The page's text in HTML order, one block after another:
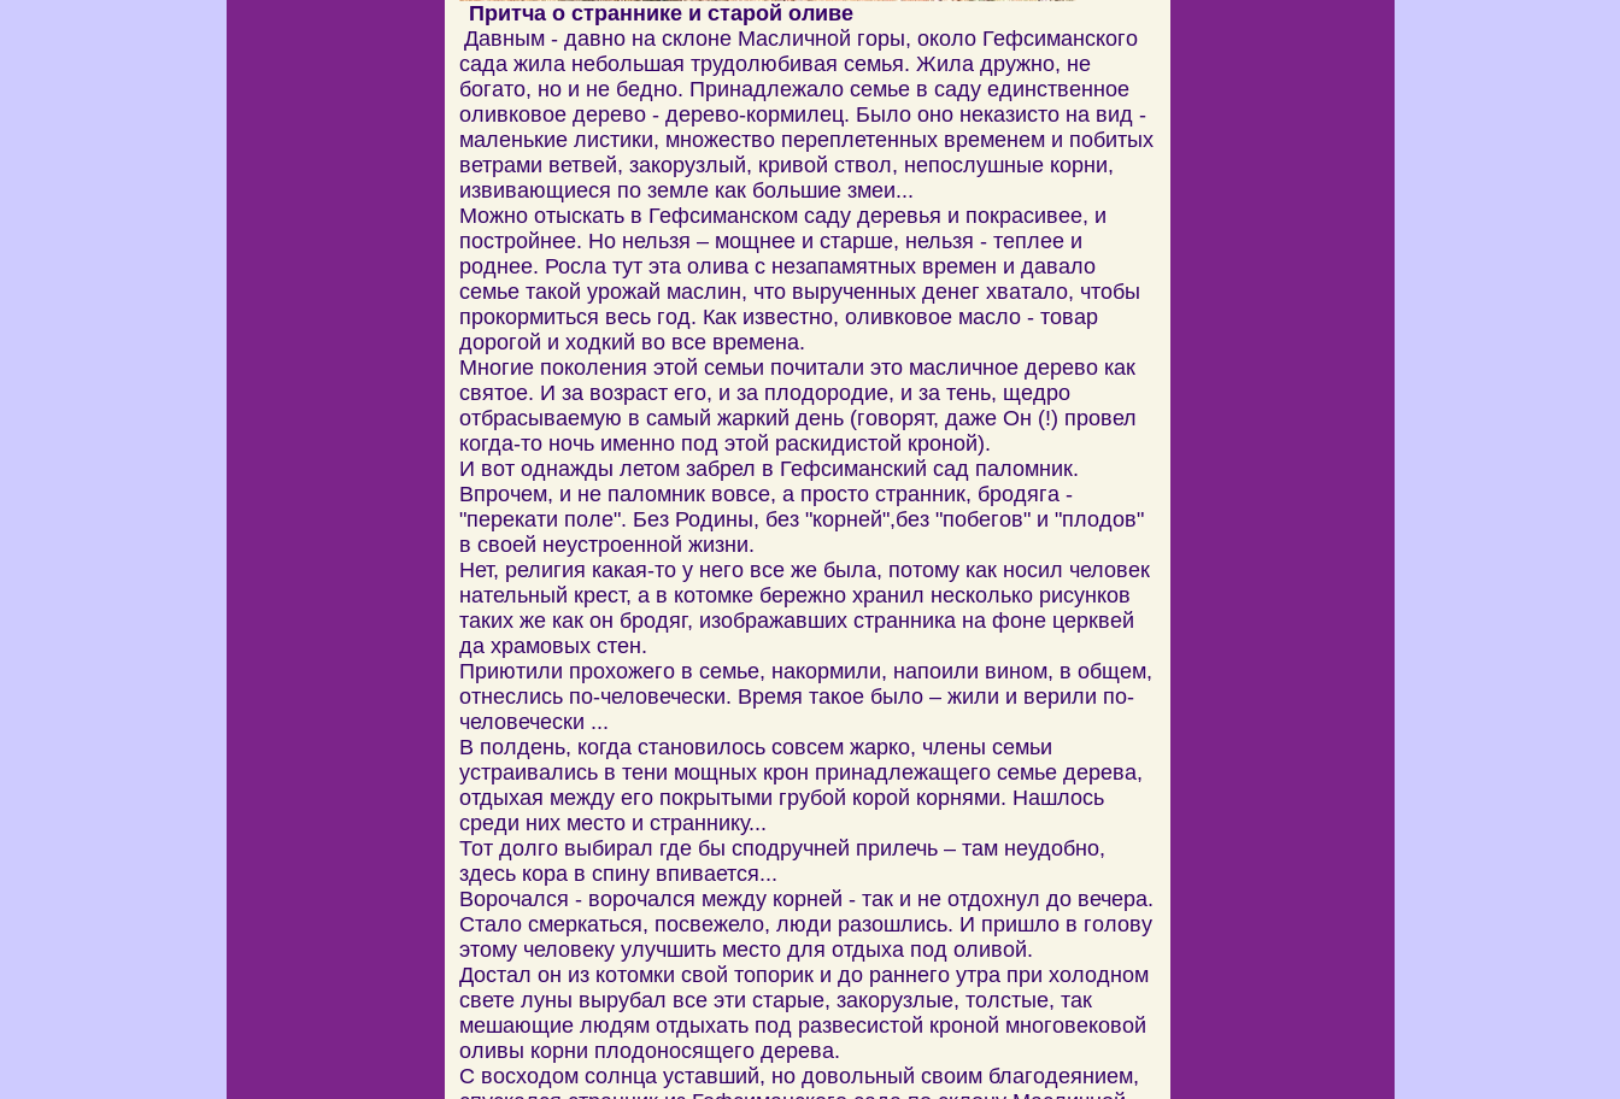
Притча о страннике и старой оливе
Давным - давно на склоне Масличной горы, около Гефсиманского
сада жила небольшая трудолюбивая семья. Жила дружно, не
богато, но и не бедно. Принадлежало семье в саду единственное
оливковое дерево - дерево-кормилец. Было оно неказисто на вид -
маленькие листики, множество переплетенных временем и побитых
ветрами ветвей, закорузлый, кривой ствол, непослушные корни,
извивающиеся по земле как большие змеи...
Можно отыскать в Гефсиманском саду деревья и покрасивее, и
постройнее. Но нельзя – мощнее и старше, нельзя - теплее и
роднее. Росла тут эта олива с незапамятных времен и давало
семье такой урожай маслин, что вырученных денег хватало, чтобы
прокормиться весь год. Как известно, оливковое масло - товар
дорогой и ходкий во все времена.
Многие поколения этой семьи почитали это масличное дерево как
святое. И за возраст его, и за плодородие, и за тень, щедро
отбрасываемую в самый жаркий день (говорят, даже Он (!) провел
когда-то ночь именно под этой раскидистой кроной).
И вот однажды летом забрел в Гефсиманский сад паломник.
Впрочем, и не паломник вовсе, а просто странник, бродяга -
"перекати поле". Без Родины, без "корней",без "побегов" и "плодов"
в своей неустроенной жизни.
Нет, религия какая-то у него все же была, потому как носил человек
нательный крест, а в котомке бережно хранил несколько рисунков
таких же как он бродяг, изображавших странника на фоне церквей
да храмовых стен.
Приютили прохожего в семье, накормили, напоили вином, в общем,
отнеслись по-человечески. Время такое было – жили и верили по-
человечески ...
В полдень, когда становилось совсем жарко, члены семьи
устраивались в тени мощных крон принадлежащего семье дерева,
отдыхая между его покрытыми грубой корой корнями. Нашлось
среди них место и страннику...
Тот долго выбирал где бы сподручней прилечь – там неудобно,
здесь кора в спину впивается...
Ворочался - ворочался между корней - так и не отдохнул до вечера.
Стало смеркаться, посвежело, люди разошлись. И пришло в голову
этому человеку улучшить место для отдыха под оливой.
Достал он из котомки свой топорик и до раннего утра при холодном
свете луны вырубал все эти старые, закорузлые, толстые, так
мешающие людям отдыхать под развесистой кроной многовековой
оливы корни плодоносящего дерева.
С восходом солнца уставший, но довольный своим благодеянием,